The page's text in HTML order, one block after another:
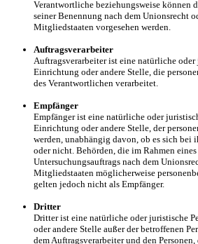
Verantwortliche beziehungsweise können
seiner Benennung nach dem Unionsrecht
Mitgliedstaaten vorgesehen werden.
Auftragsverarbeiter
Auftragsverarbeiter ist eine natürliche oder
Einrichtung oder andere Stelle, die
des Verantwortlichen verarbeitet.
Empfänger
Empfänger ist eine natürliche oder
Einrichtung oder andere Stelle, der
werden, unabhängig davon, ob es sich bei
oder nicht. Behörden, die im Rahmen
Untersuchungsauftrags nach dem
Mitgliedstaaten möglicherweise
gelten jedoch nicht als Empfänger.
Dritter
Dritter ist eine natürliche oder juristische
oder andere Stelle außer der betroffenen
dem Auftragsverarbeiter und den